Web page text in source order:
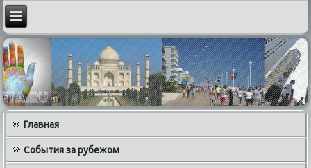
Главная
События за рубежом